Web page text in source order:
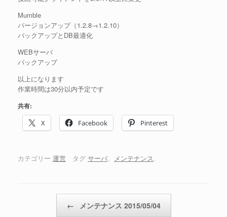
Mumble
バージョンアップ（1.2.8→1.2.10）
バックアップとDB最適化
WEBサーバ
バックアップ
以上になります
作業時間は30分以内予定です
共有:
X
Facebook Pinterest
カテゴリー 運営 タグ サーバ メンテナンス.
← メンテナンス 2015/05/04